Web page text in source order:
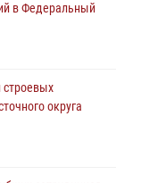
мероприятия
в Федеральный
строевых
округа